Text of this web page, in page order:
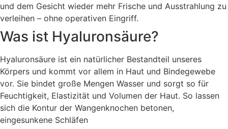
und dem Gesicht wieder mehr Frische und Ausstrahlung zu
verleihen – ohne operativen Eingriff.
Was ist Hyaluronsäure?
Hyaluronsäure ist ein natürlicher Bestandteil unseres
Körpers und kommt vor allem in Haut und Bindegewebe
vor. Sie bindet große Mengen Wasser und sorgt so für
Feuchtigkeit, Elastizität und Volumen der Haut. So lassen
sich die Kontur der Wangenknochen betonen,
eingesunkene Schläfen